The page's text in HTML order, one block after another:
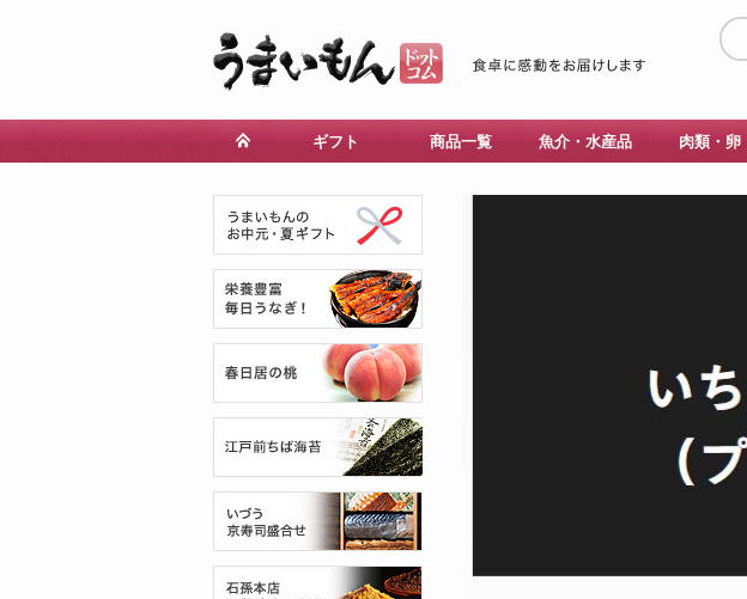
ギフト 商品一覧 魚介・水産品 肉類・卵